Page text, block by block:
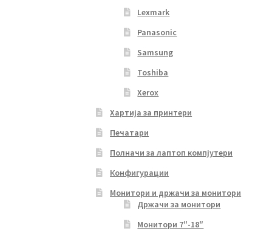
Lexmark
Panasonic
Samsung
Toshiba
Xerox
Хартија за принтери
Печатари
Полначи за лаптоп компјутери
Конфигурации
Монитори и држачи за монитори
Држачи за монитори
Монитори 7″-18″